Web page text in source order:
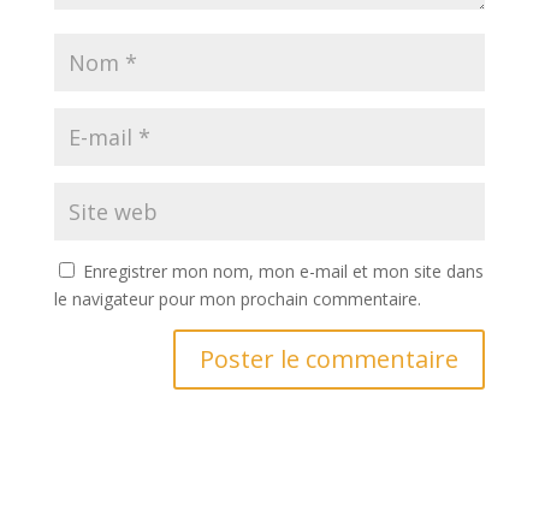
Enregistrer mon nom, mon e-mail et mon site dans
le navigateur pour mon prochain commentaire.